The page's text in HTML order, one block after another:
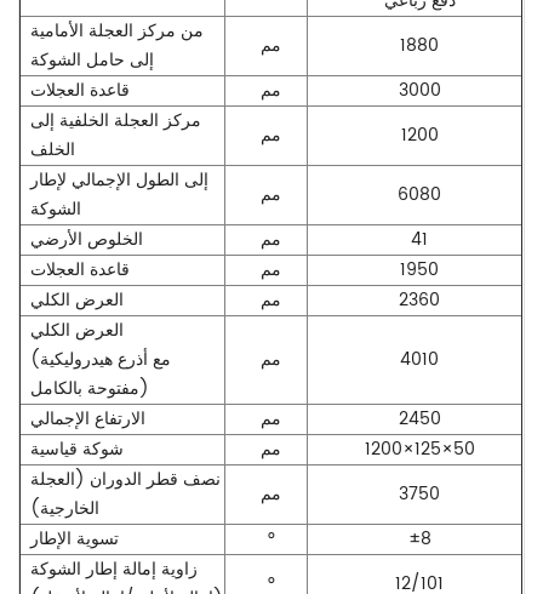
من مركز العجلة الأمامية
إلى حامل الشوكة
مم
1880
قاعدة العجلات
مم
3000
مركز العجلة الخلفية إلى
الخلف
مم
1200
إلى الطول الإجمالي لإطار
الشوكة
مم
6080
الخلوص الأرضي
مم
41
قاعدة العجلات
مم
1950
العرض الكلي
مم
2360
العرض الكلي
(مع أذرع هيدروليكية
مفتوحة بالكامل)
مم 4010
الارتفاع الإجمالي مم
2450
شوكة قياسية
مم
1200×125×50
نصف قطر الدوران (العجلة
الخارجية)
مم
3750
تسوية الإطار
°
±8
زاوية إمالة إطار الشوكة
°
12/101